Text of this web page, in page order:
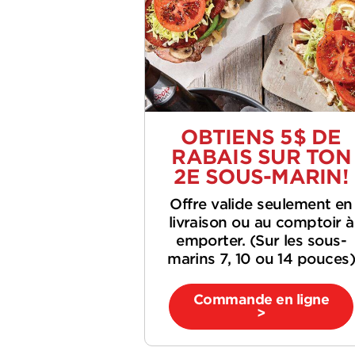
OBTIENS 5$ DE
RABAIS SUR TON
2E SOUS-MARIN!
Offre valide seulement en
livraison ou au comptoir à
emporter. (Sur les sous-
marins 7, 10 ou 14 pouces)
Commande en ligne
>